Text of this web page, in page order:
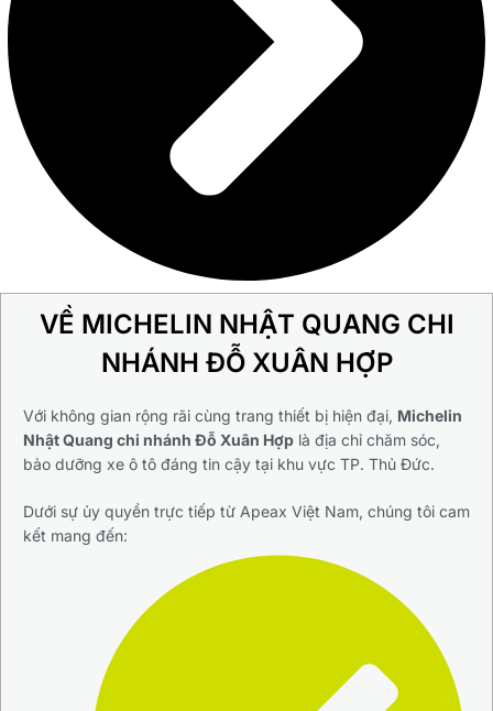
VỀ MICHELIN NHẬT QUANG CHI
NHÁNH ĐỖ XUÂN HỢP
Với không gian rộng rãi cùng trang thiết bị hiện đại, Michelin
Nhật Quang chi nhánh Đỗ Xuân Hợp là địa chỉ chăm sóc,
bảo dưỡng xe ô tô đáng tin cậy tại khu vực TP. Thủ Đức.
Dưới sự ủy quyền trực tiếp từ Apeax Việt Nam, chúng tôi cam
kết mang đến: